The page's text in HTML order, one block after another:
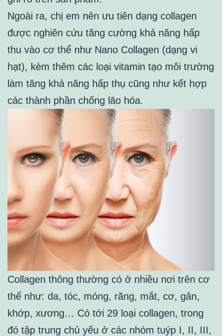
Ngoài ra, chị em nên ưu tiên dạng collagen
được nghiên cứu tăng cường khả năng hấp
thu vào cơ thể như Nano Collagen (dạng vi
hạt), kèm thêm các loại vitamin tạo môi trường
làm tăng khả năng hấp thụ cũng như kết hợp
các thành phần chống lão hóa.
Collagen thông thường có ở nhiều nơi trên cơ
thể như: da, tóc, móng, răng, mắt, cơ, gân,
khớp, xương… Có tới 29 loại collagen, trong
đó tập trung chủ yếu ở các nhóm tuýp I, II, III,